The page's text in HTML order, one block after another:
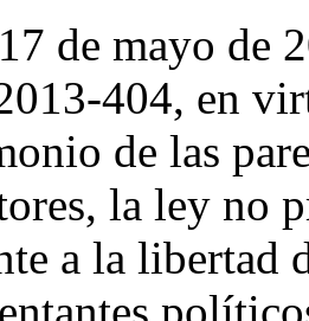
de mayo de
404, en
de las
la ley no
a la libertad